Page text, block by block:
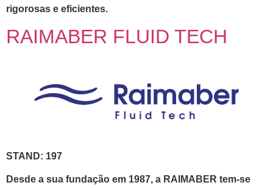
rigorosas e eficientes.
RAIMABER FLUID TECH
STAND: 197
Desde a sua fundação em 1987, a RAIMABER tem-se